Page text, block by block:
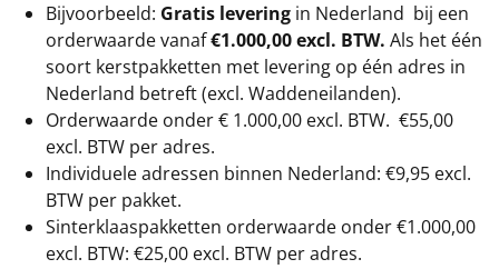
Bijvoorbeeld: Gratis levering in Nederland bij een
orderwaarde vanaf€1.000,00 excl. BTW. Als het één
soort kerstpakketten met levering op één adres in
Nederland betreft (excl. Waddeneilanden).
Orderwaarde onder € 1.000,00 excl. BTW. €55,00
excl. BTW per adres.
Individuele adressen binnen Nederland: €9,95 excl.
BTW per pakket.
Sinterklaaspakketten orderwaarde onder €1.000,00
excl. BTW: €25,00 excl. BTW per adres.